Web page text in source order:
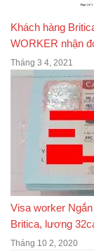
Khách hàng
WORKER nhận
Tháng 3 4, 2021
Visa worker
Britica, lương
Tháng 10 2, 2020